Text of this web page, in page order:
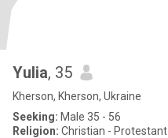
Yulia, 35
Kherson, Kherson, Ukraine
Seeking: Male 35 - 56
Religion: Christian - Protestant